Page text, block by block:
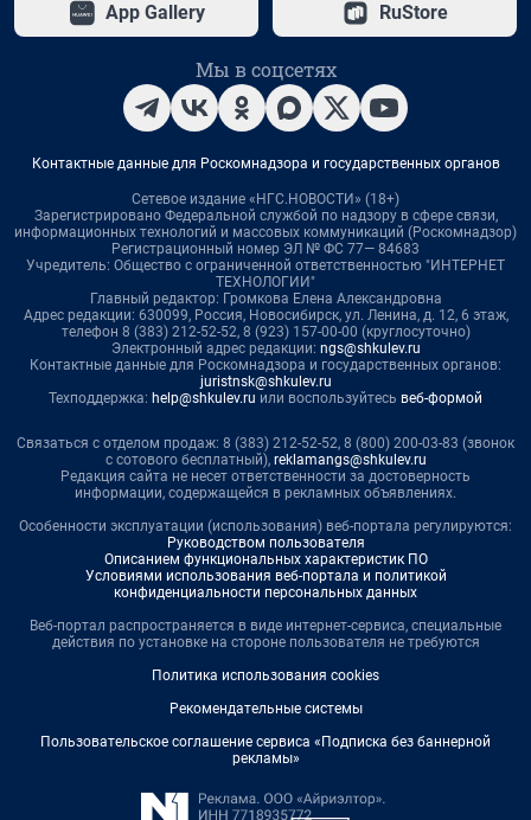
App Gallery RuStore
Мы в соцсетях
Контактные данные для Роскомнадзора и государственных органов
Сетевое издание «НГС.НОВОСТИ» (18+)
Зарегистрировано Федеральной службой по надзору в сфере связи,
информационных технологий и массовых коммуникаций (Роскомнадзор)
Регистрационный номер ЭЛ № ФС 77— 84683
Учредитель: Общество с ограниченной ответственностью "ИНТЕРНЕТ
ТЕХНОЛОГИИ"
Главный редактор: Громкова Елена Александровна
Адрес редакции: 630099, Россия, Новосибирск, ул. Ленина, д. 12, 6 этаж,
телефон 8 (383) 212-52-52, 8 (923) 157-00-00 (круглосуточно)
Электронный адрес редакции: ngs@shkulev.ru
Контактные данные для Роскомнадзора и государственных органов:
juristnsk@shkulev.ru
Техподдержка: help@shkulev.ru или воспользуйтесь веб-формой
Связаться с отделом продаж: 8 (383) 212-52-52, 8 (800) 200-03-83 (звонок
с сотового бесплатный), reklamangs@shkulev.ru
Редакция сайта не несет ответственности за достоверность
информации, содержащейся в рекламных объявлениях.
Особенности эксплуатации (использования) веб-портала регулируются:
Руководством пользователя
Описанием функциональных характеристик ПО
Условиями использования веб-портала и политикой
конфиденциальности персональных данных
Веб-портал распространяется в виде интернет-сервиса, специальные
действия по установке на стороне пользователя не требуются
Политика использования cookies
Рекомендательные системы
Пользовательское соглашение сервиса «Подписка без баннерной
рекламы»